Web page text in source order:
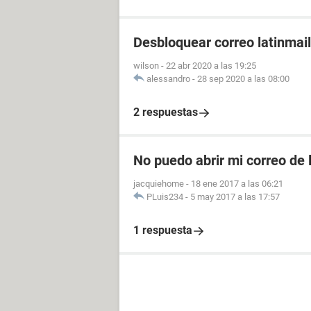
Desbloquear correo latinmail
wilson - 22 abr 2020 a las 19:25
alessandro - 28 sep 2020 a las 08:00
2 respuestas
No puedo abrir mi correo de
jacquiehome - 18 ene 2017 a las 06:21
PLuis234 - 5 may 2017 a las 17:57
1 respuesta